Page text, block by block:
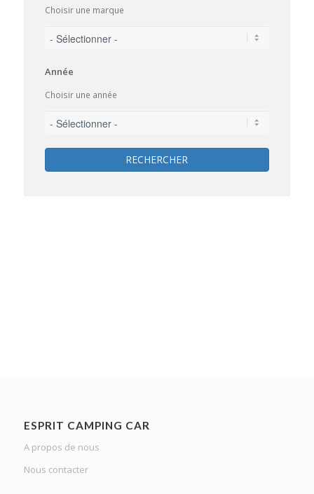
Choisir une marque
Année
Choisir une année
RECHERCHER
ESPRIT CAMPING CAR
A propos de nous
Nous contacter